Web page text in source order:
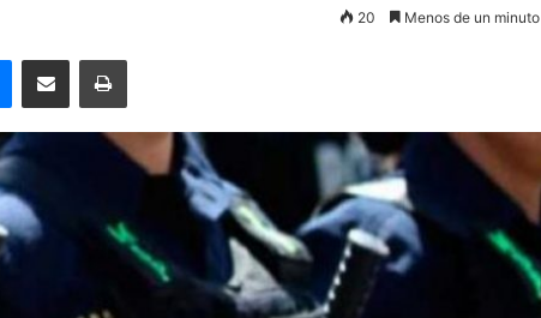
20 Menos de un minuto
MessengerCompartir por correo electrónicoImprimir